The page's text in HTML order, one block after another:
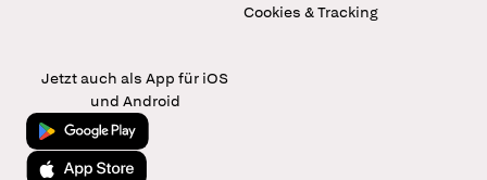
Cookies & Tracking
Jetzt auch als App für iOS
und Android
Jetzt bei Google Play
Laden im App Store